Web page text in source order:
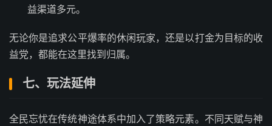
益渠道多元。
无论你是追求公平爆率的休闲玩家，还是以打金为目标的收
益党，都能在这里找到归属。
七、玩法延伸
全民忘忧在传统神途体系中加入了策略元素。不同天赋与神